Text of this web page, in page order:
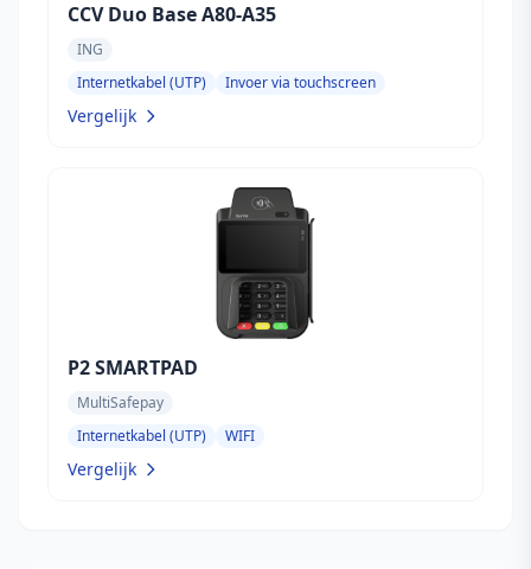
CCV Duo Base A80-A35
ING
Internetkabel (UTP)
Invoer via touchscreen
Vergelijk
P2 SMARTPAD
MultiSafepay
Internetkabel (UTP)
WIFI
Vergelijk